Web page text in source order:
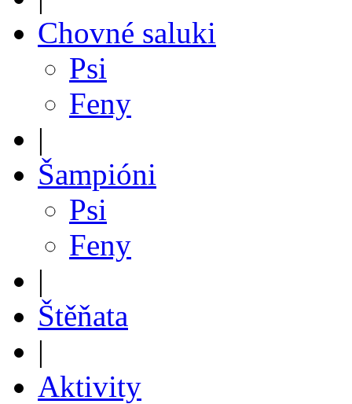
Chovné saluki
Psi
Feny
|
Šampióni
Psi
Feny
|
Štěňata
|
Aktivity